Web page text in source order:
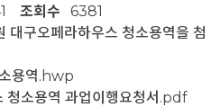
조회수
6381
구오페라하우스 청소용역을 첨
용역.hwp
청소용역 과업이행요청서.pdf